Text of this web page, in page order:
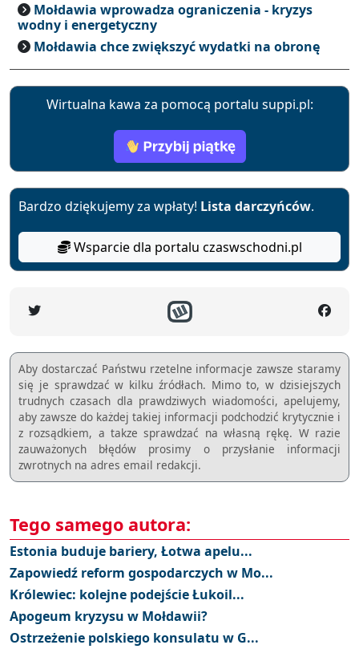
Mołdawia wprowadza ograniczenia - kryzys
wodny i energetyczny
Mołdawia chce zwiększyć wydatki na obronę
Wirtualna kawa za pomocą portalu suppi.pl:
Bardzo dziękujemy za wpłaty! Lista darczyńców.
Wsparcie dla portalu czaswschodni.pl
Aby dostarczać Państwu rzetelne informacje zawsze staramy
się je sprawdzać w kilku źródłach. Mimo to, w dzisiejszych
trudnych czasach dla prawdziwych wiadomości, apelujemy,
aby zawsze do każdej takiej informacji podchodzić krytycznie i
z rozsądkiem, a takze sprawdzać na własną rękę. W razie
zauważonych błędów prosimy o przysłanie informacji
zwrotnych na adres email redakcji.
Tego samego autora:
Estonia buduje bariery, Łotwa apelu...
Zapowiedź reform gospodarczych w Mo...
Królewiec: kolejne podejście Łukoil...
Apogeum kryzysu w Mołdawii?
Ostrzeżenie polskiego konsulatu w G...